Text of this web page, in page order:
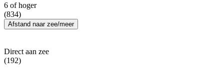
6 of hoger
(834)
Afstand naar zee/meer
Direct aan zee
(192)